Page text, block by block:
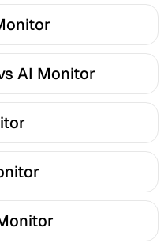
AI Monitor